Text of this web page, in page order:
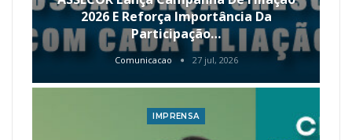
2026 E Reforça Importância Da
Participação…
Comunicacao 27 jul, 2026
IMPRENSA